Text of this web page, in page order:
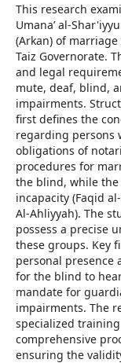
This research
Umana’ al-
(Arkan) of
Taiz Governorate.
and legal
mute, deaf, blind,
impairments.
first defines the
regarding persons
obligations of
procedures for
the blind, while
incapacity (Faqid
Al-Ahliyyah). The
possess a precise
these groups. Key
personal presence
for the blind to
mandate for
impairments. The
specialized
comprehensive
ensuring the